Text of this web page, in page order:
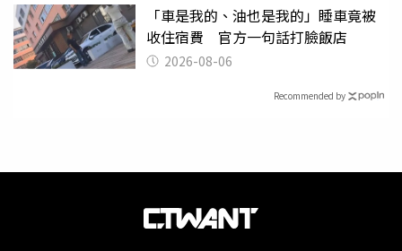
「車是我的、油也是我的」睡車竟被
收住宿費 官方一句話打臉飯店
2026-08-06
Recommended by